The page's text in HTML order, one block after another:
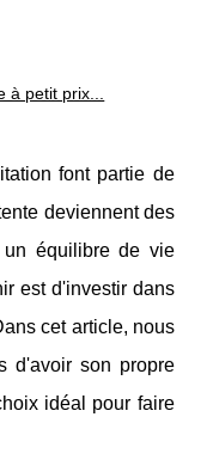
petit prix...
font partie de
deviennent des
un équilibre de vie
est d'investir dans
cet article, nous
d'avoir son propre
idéal pour faire